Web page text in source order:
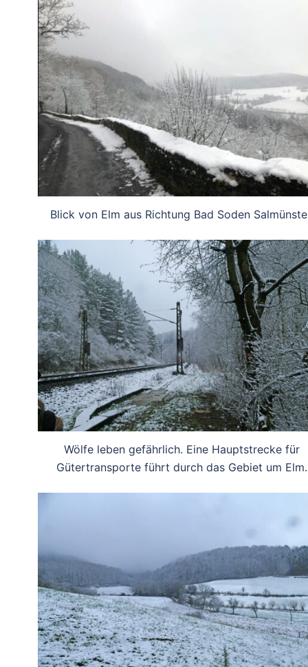
Blick von Elm aus Richtung Bad Soden
Wölfe leben gefährlich. Eine Hauptstrecke für
Gütertransporte führt durch das Gebiet um Elm.